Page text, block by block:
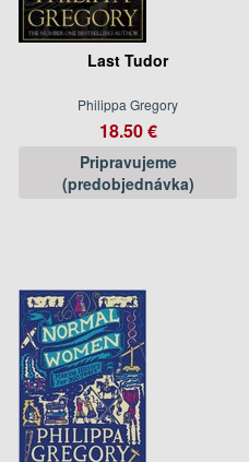
Last Tudor
Philippa Gregory
18.50 €
Pripravujeme
(predobjednávka)